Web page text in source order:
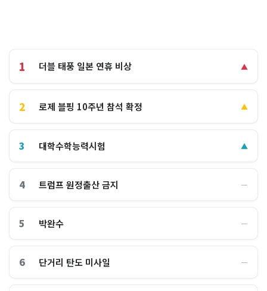
1 더블 태풍 일본 연휴 비상 ▲
2 로제 블핑 10주년 참석 확정 ▲
3 대학수학능력시험 ▲
4 트럼프 원정출산 금지 ―
5 박완수 ―
6 단거리 탄도 미사일 ―